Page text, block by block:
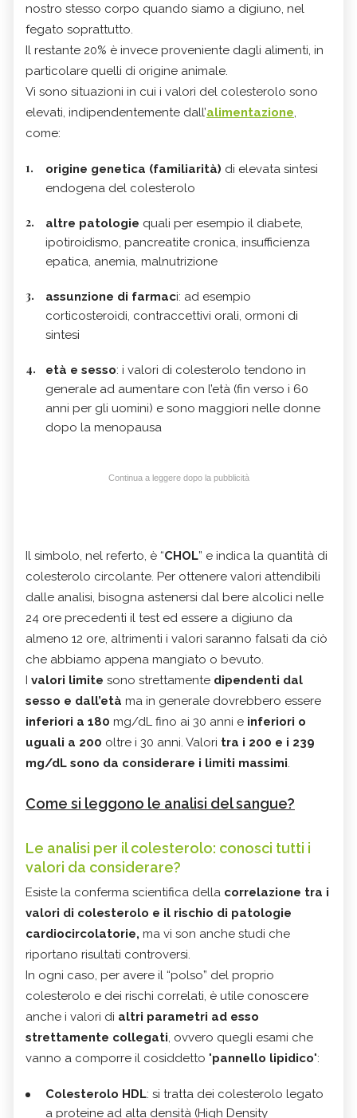
nostro stesso corpo quando siamo a digiuno, nel
fegato soprattutto.
Il restante 20% è invece proveniente dagli alimenti, in
particolare quelli di origine animale.
Vi sono situazioni in cui i valori del colesterolo sono
elevati, indipendentemente dall’alimentazione,
come:
origine genetica (familiarità) di elevata sintesi
endogena del colesterolo
altre patologie quali per esempio il diabete,
ipotiroidismo, pancreatite cronica, insufficienza
epatica, anemia, malnutrizione
assunzione di farmaci: ad esempio
corticosteroidi, contraccettivi orali, ormoni di
sintesi
età e sesso: i valori di colesterolo tendono in
generale ad aumentare con l’età (fin verso i 60
anni per gli uomini) e sono maggiori nelle donne
dopo la menopausa
Continua a leggere dopo la pubblicità
Il simbolo, nel referto, è “CHOL” e indica la quantità di
colesterolo circolante. Per ottenere valori attendibili
dalle analisi, bisogna astenersi dal bere alcolici nelle
24 ore precedenti il test ed essere a digiuno da
almeno 12 ore, altrimenti i valori saranno falsati da ciò
che abbiamo appena mangiato o bevuto.
I valori limite sono strettamente dipendenti dal
sesso e dall’età ma in generale dovrebbero essere
inferiori a 180 mg/dL fino ai 30 anni e inferiori o
uguali a 200 oltre i 30 anni. Valori tra i 200 e i 239
mg/dL sono da considerare i limiti massimi.
Come si leggono le analisi del sangue?
Le analisi per il colesterolo: conosci tutti i
valori da considerare?
Esiste la conferma scientifica della correlazione tra i
valori di colesterolo e il rischio di patologie
cardiocircolatorie, ma vi son anche studi che
riportano risultati controversi.
In ogni caso, per avere il “polso” del proprio
colesterolo e dei rischi correlati, è utile conoscere
anche i valori di altri parametri ad esso
strettamente collegati, ovvero quegli esami che
vanno a comporre il cosiddetto "pannello lipidico":
Colesterolo HDL: si tratta dei colesterolo legato
a proteine ad alta densità (High Density